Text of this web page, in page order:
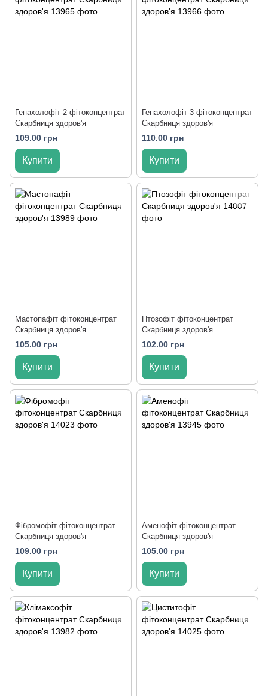
Гепахолофіт-2 фітоконцентрат
Скарбниця здоров'я
109.00 грн
Купити
Гепахолофіт-3 фітоконцентрат
Скарбниця здоров'я
110.00 грн
Купити
Мастопафіт фітоконцентрат
Скарбниця здоров'я
105.00 грн
Купити
Птозофіт фітоконцентрат
Скарбниця здоров'я
102.00 грн
Купити
Фібромофіт фітоконцентрат
Скарбниця здоров'я
109.00 грн
Купити
Аменофіт фітоконцентрат
Скарбниця здоров'я
105.00 грн
Купити